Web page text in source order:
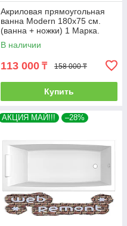
Акриловая прямоугольная
ванна Modern 180х75 см.
(ванна + ножки) 1 Марка.
Россия
В наличии
113 000 ₸ 158 000 ₸
Купить
АКЦИЯ МАЙ!!! –28%